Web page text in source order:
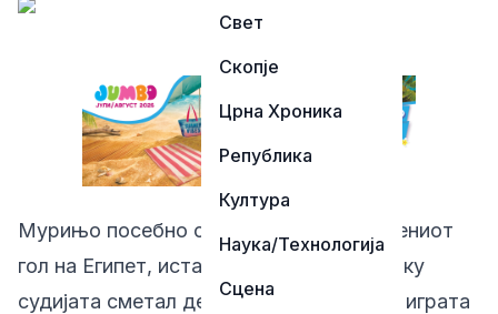
Свет
Скопје
Црна Хроника
Република
Култура
Наука/Технологија
Сцена
Мурињо посебно се осврна на поништениот
гол на Египет, истакнувајќи дека, доколку
судијата сметал дека имало прекршок, играта